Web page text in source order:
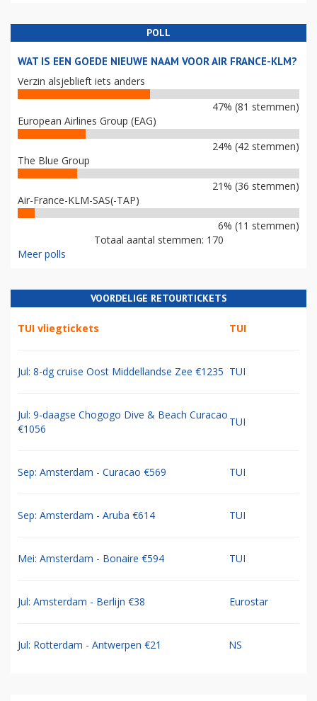
POLL
WAT IS EEN GOEDE NIEUWE NAAM VOOR AIR FRANCE-KLM?
Verzin alsjeblieft iets anders
47% (81 stemmen)
European Airlines Group (EAG)
24% (42 stemmen)
The Blue Group
21% (36 stemmen)
Air-France-KLM-SAS(-TAP)
6% (11 stemmen)
Totaal aantal stemmen: 170
Meer polls
VOORDELIGE RETOURTICKETS
TUI vliegtickets TUI
Jul: 8-dg cruise Oost Middellandse Zee €1235 TUI
Jul: 9-daagse Chogogo Dive & Beach Curacao
€1056
TUI
Sep: Amsterdam - Curacao €569 TUI
Sep: Amsterdam - Aruba €614 TUI
Mei: Amsterdam - Bonaire €594 TUI
Jul: Amsterdam - Berlijn €38 Eurostar
Jul: Rotterdam - Antwerpen €21 NS